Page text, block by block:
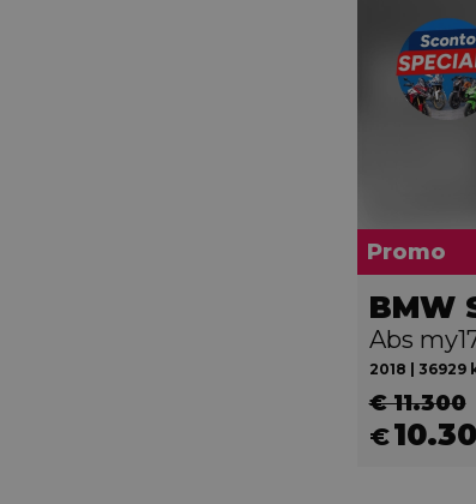
Promo
BMW
Abs
2018 | 36929
€ 11.300
€